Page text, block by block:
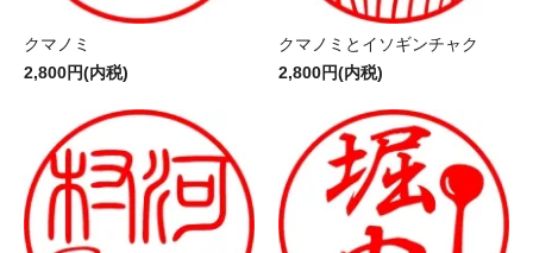
クマノミ
2,800円(内税)
クマノミとイソギンチャク
2,800円(内税)